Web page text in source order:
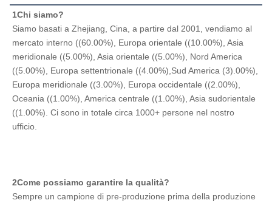
1Chi siamo?
Siamo basati a Zhejiang, Cina, a partire dal 2001, vendiamo al
mercato interno ((60.00%), Europa orientale ((10.00%), Asia
meridionale ((5.00%), Asia orientale ((5.00%), Nord America
((5.00%), Europa settentrionale ((4.00%),Sud America (3).00%),
Europa meridionale ((3.00%), Europa occidentale ((2.00%),
Oceania ((1.00%), America centrale ((1.00%), Asia sudorientale
((1.00%). Ci sono in totale circa 1000+ persone nel nostro
ufficio.
2Come possiamo garantire la qualità?
Sempre un campione di pre-produzione prima della produzione